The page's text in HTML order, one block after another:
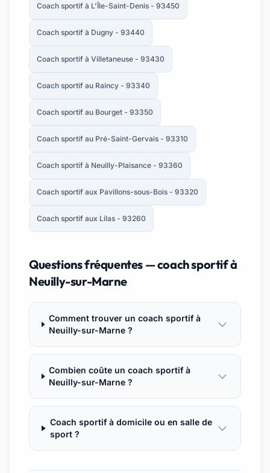
Coach sportif à L'Île-Saint-Denis - 93450
Coach sportif à Dugny - 93440
Coach sportif à Villetaneuse - 93430
Coach sportif au Raincy - 93340
Coach sportif au Bourget - 93350
Coach sportif au Pré-Saint-Gervais - 93310
Coach sportif à Neuilly-Plaisance - 93360
Coach sportif aux Pavillons-sous-Bois - 93320
Coach sportif aux Lilas - 93260
Questions fréquentes — coach sportif à
Neuilly-sur-Marne
Comment trouver un coach sportif à
Neuilly-sur-Marne ?
Combien coûte un coach sportif à
Neuilly-sur-Marne ?
Coach sportif à domicile ou en salle de
sport ?